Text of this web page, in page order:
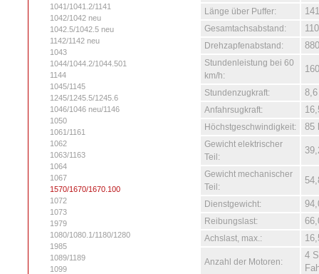
1041/1041.2/1141
1042/1042 neu
1042.5/1042.5 neu
1142/1142 neu
1043
1044/1044.2/1044.501
1144
1045/1145
1245/1245.5/1245.6
1046/1046 neu/1146
1050
1061/1161
1062
1063/1163
1064
1067
1570/1670/1670.100
1072
1073
1979
1080/1080.1/1180/1280
1985
1089/1189
1099
Länge über Puffer:
Gesamtachsabstand:
Drehzapfenabstand:
Stundenleistung bei 60
km/h:
Stundenzugkraft:
Anfahrsugkraft:
Höchstgeschwindigkeit:
85
Gewicht elektrischer
Teil:
Gewicht mechanischer
Teil:
Dienstgewicht:
Reibungslast:
Achslast, max.:
Anzahl der Motoren:
4